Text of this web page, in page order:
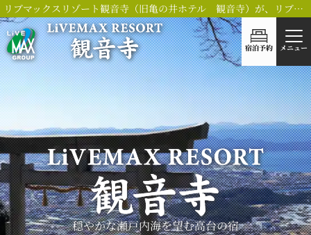
リブマックスリゾート観音寺（旧亀の井ホテル 観音寺）が、リブランドOPEN！
宿泊予約 メニュー
穏やかな瀬戸内海を望む高台の宿